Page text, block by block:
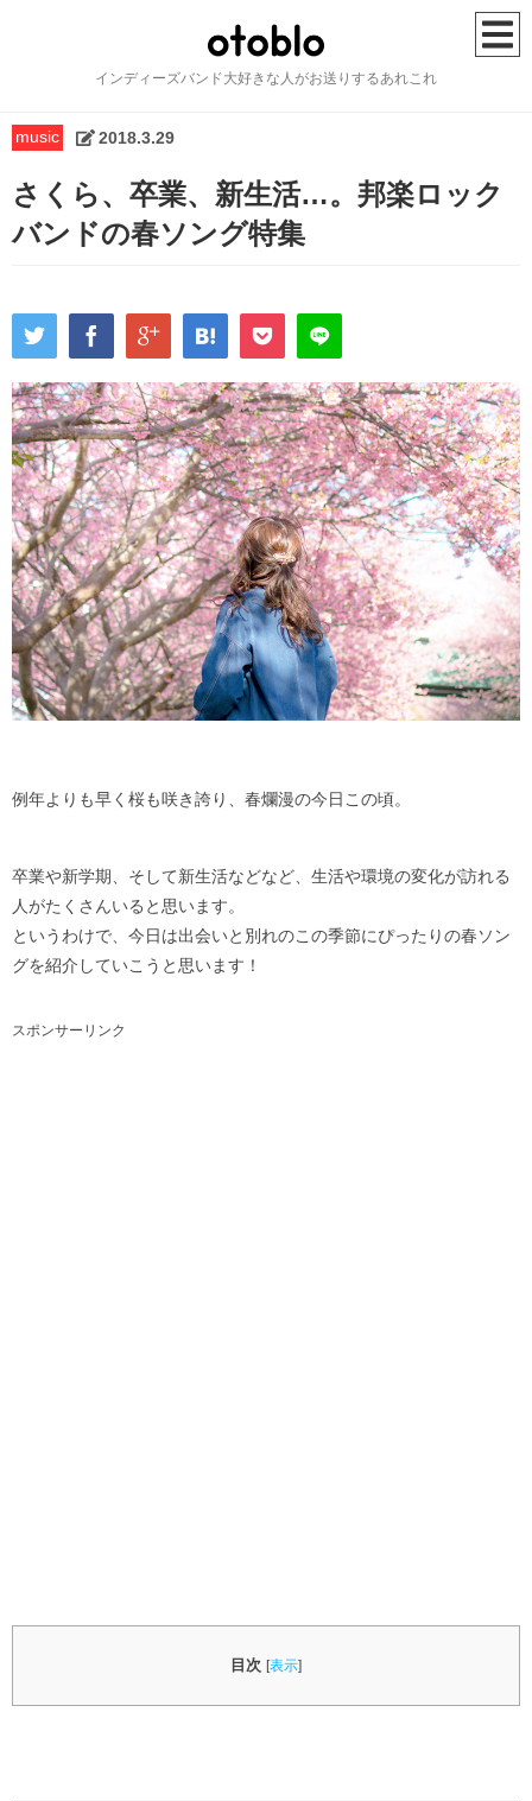
インディーズバンド大好きな人がお送りするあれこれ
music 2018.3.29
さくら、卒業、新生活…。邦楽ロック
バンドの春ソング特集
例年よりも早く桜も咲き誇り、春爛漫の今日この頃。
卒業や新学期、そして新生活などなど、生活や環境の変化が訪れる
人がたくさんいると思います。
というわけで、今日は出会いと別れのこの季節にぴったりの春ソン
グを紹介していこうと思います！
スポンサーリンク
目次 [表示]
HOME
music
artist
howto
lifehack
column
otobloとは
プライバシーポリシー